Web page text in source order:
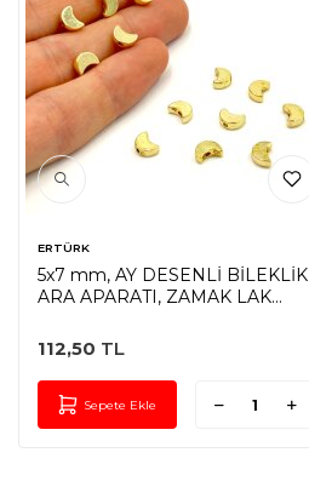
ERTÜRK
5x7 mm, AY DESENLİ BİLEKLİK
ARA APARATI, ZAMAK LAK
112,50 TL
Sepete Ekle